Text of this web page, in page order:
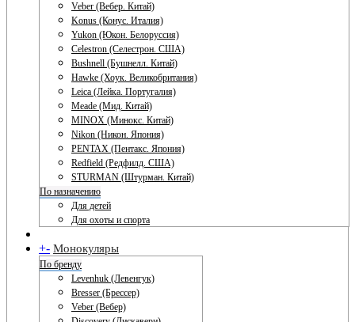
Veber (Вебер. Китай)
Konus (Конус. Италия)
Yukon (Юкон. Белоруссия)
Celestron (Селестрон. США)
Bushnell (Бушнелл. Китай)
Hawke (Хоук. Великобритания)
Leica (Лейка. Португалия)
Meade (Мид. Китай)
MINOX (Минокс. Китай)
Nikon (Никон. Япония)
PENTAX (Пентакс. Япония)
Redfield (Редфилд. США)
STURMAN (Штурман. Китай)
По назначению
Для детей
Для охоты и спорта
+- Монокуляры
По бренду
Levenhuk (Левенгук)
Bresser (Брессер)
Veber (Вебер)